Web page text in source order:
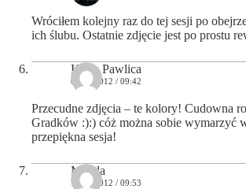
Wróciłem kolejny raz do tej sesji po
ich ślubu. Ostatnie zdjęcie jest po prostu
Kasia Pawlica
09/09/2012 / 09:42
Przecudne zdjęcia – te kolory! Cudowna
Gradków :):) cóż można sobie wymarzyć
przepiękna sesja!
Magda
11/09/2012 / 09:53